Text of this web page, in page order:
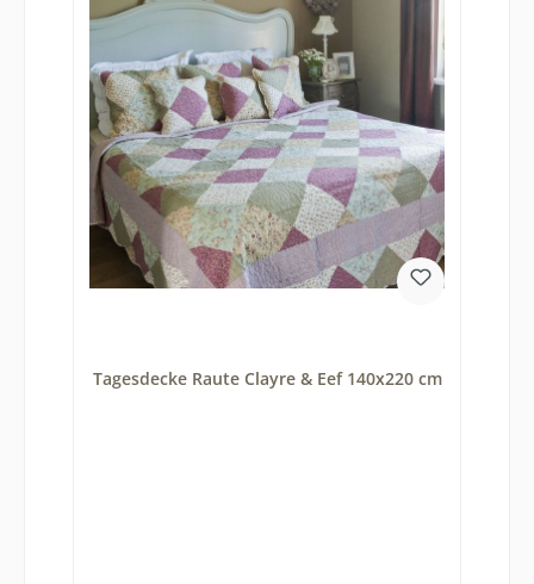
Tagesdecke Raute Clayre & Eef 140x220 cm